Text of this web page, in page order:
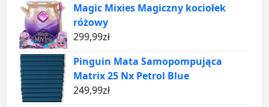
Magic Mixies Magiczny kociołek
różowy
299,99zł
Pinguin Mata Samopompująca
Matrix 25 Nx Petrol Blue
249,99zł